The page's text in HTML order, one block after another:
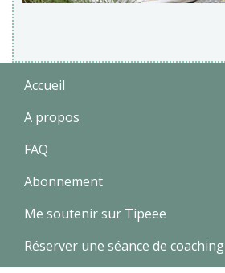
Accueil
A propos
FAQ
Abonnement
Me soutenir sur Tipeee
Réserver une séance de coaching